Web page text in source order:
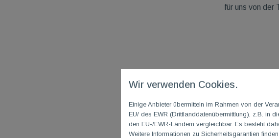
für uns von der
Wir verwenden Cookies.
Einige Anbieter übermitteln im Rahmen von der
EU/ des EWR (Drittlanddatenübermittlung), z.B. in
den EU-/EWR-Ländern vergleichbar. Es besteht
Weitere Informationen zu Sicherheitsgarantien